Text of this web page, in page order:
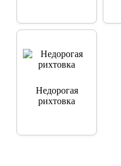
Недорогая
рихтовка
Аккуратное
замены там, где
это возможно.